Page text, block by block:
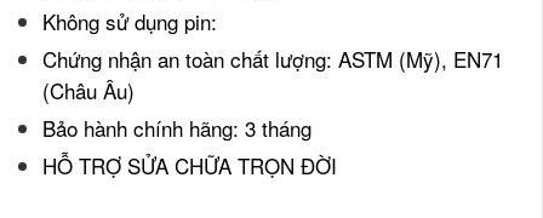
Không sử dụng pin:
Chứng nhận an toàn chất lượng: ASTM (Mỹ), EN71
(Châu Âu)
Bảo hành chính hãng: 3 tháng
HỖ TRỢ SỬA CHỮA TRỌN ĐỜI